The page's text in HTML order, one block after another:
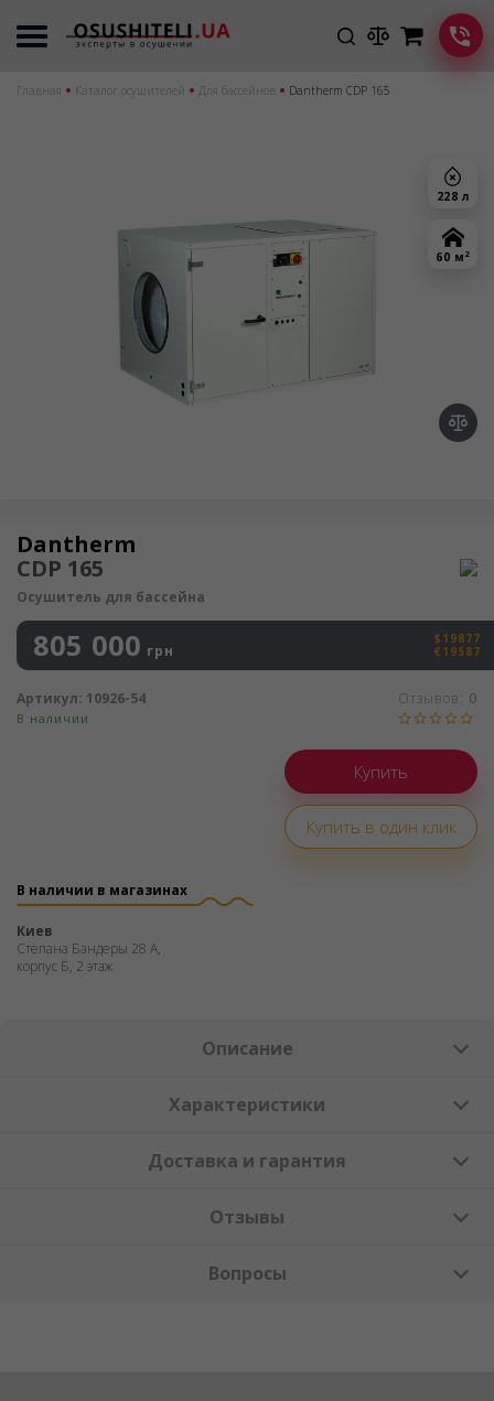
Главная Каталог осушителей Для бассейнов Dantherm CDP 165
228 л
60 м 2
Осушитель воздуха
Dantherm
CDP 165
Осушитель для бассейна
805 000 грн
$19877
€19587
В наличии
Отзывов: 0
Артикул: 10926-54
Купить в один клик
В наличии в магазинах
Киев
Степана Бандеры 28 А,
корпус Б, 2 этаж
Описание
Характеристики
Доставка и гарантия
Отзывы
Вопросы